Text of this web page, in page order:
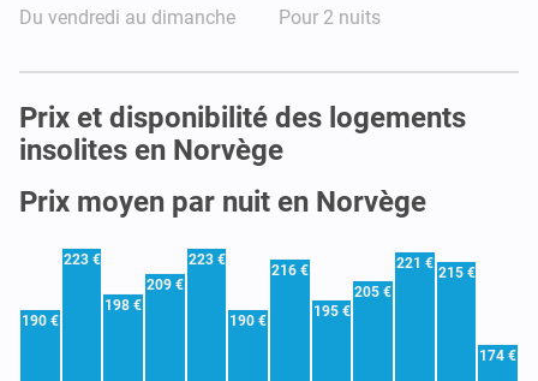
Du vendredi au dimanche Pour 2 nuits
Prix et disponibilité des logements
insolites en Norvège
Prix moyen par nuit en Norvège
190 €
223 €
198 €
209 €
223 €
190 €
216 €
195 €
205 €
221 €
215 €
174 €